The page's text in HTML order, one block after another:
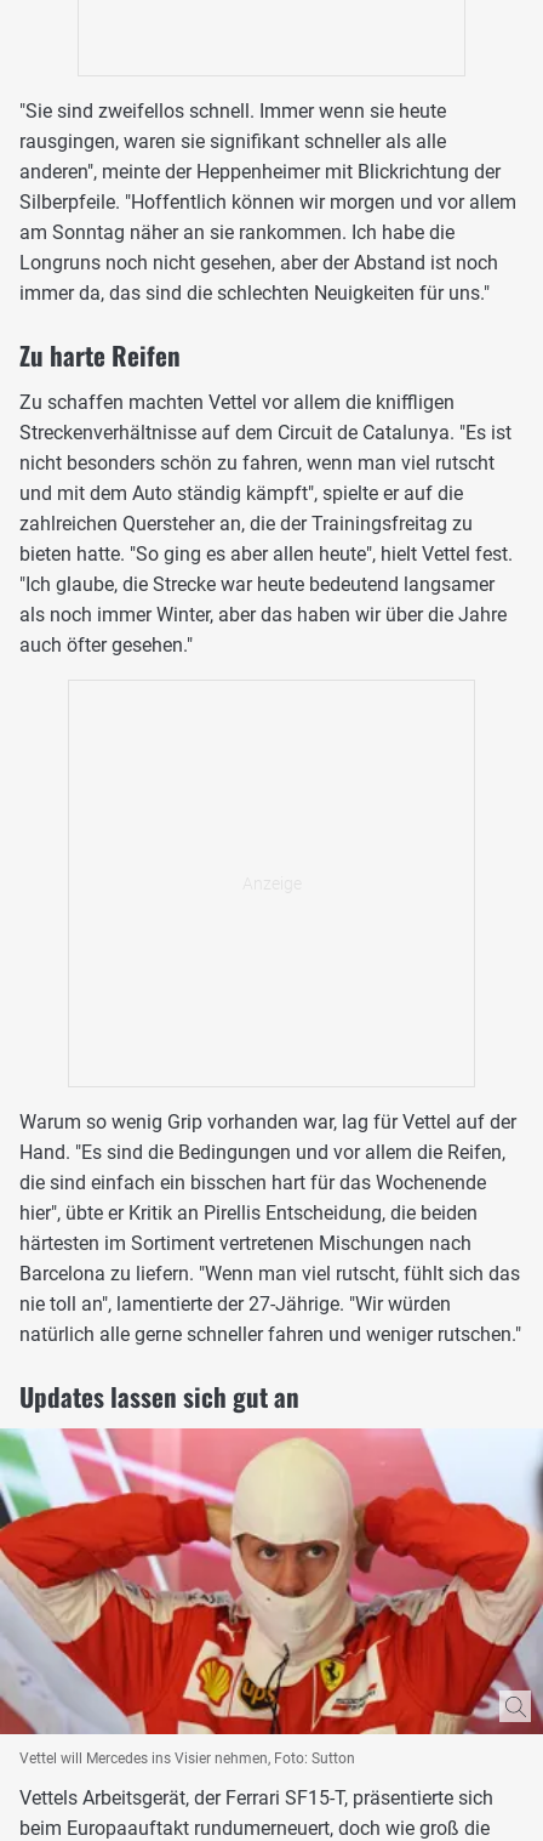
"Sie sind zweifellos schnell. Immer wenn sie heute
rausgingen, waren sie signifikant schneller als alle
anderen", meinte der Heppenheimer mit Blickrichtung der
Silberpfeile. "Hoffentlich können wir morgen und vor allem
am Sonntag näher an sie rankommen. Ich habe die
Longruns noch nicht gesehen, aber der Abstand ist noch
immer da, das sind die schlechten Neuigkeiten für uns."
Zu harte Reifen
Zu schaffen machten Vettel vor allem die kniffligen
Streckenverhältnisse auf dem Circuit de Catalunya. "Es ist
nicht besonders schön zu fahren, wenn man viel rutscht
und mit dem Auto ständig kämpft", spielte er auf die
zahlreichen Quersteher an, die der Trainingsfreitag zu
bieten hatte. "So ging es aber allen heute", hielt Vettel fest.
"Ich glaube, die Strecke war heute bedeutend langsamer
als noch immer Winter, aber das haben wir über die Jahre
auch öfter gesehen."
Warum so wenig Grip vorhanden war, lag für Vettel auf der
Hand. "Es sind die Bedingungen und vor allem die Reifen,
die sind einfach ein bisschen hart für das Wochenende
hier", übte er Kritik an Pirellis Entscheidung, die beiden
härtesten im Sortiment vertretenen Mischungen nach
Barcelona zu liefern. "Wenn man viel rutscht, fühlt sich das
nie toll an", lamentierte der 27-Jährige. "Wir würden
natürlich alle gerne schneller fahren und weniger rutschen."
Updates lassen sich gut an
Vettel will Mercedes ins Visier nehmen, Foto: Sutton
Vettels Arbeitsgerät, der Ferrari SF15-T, präsentierte sich
beim Europaauftakt rundumerneuert, doch wie groß die